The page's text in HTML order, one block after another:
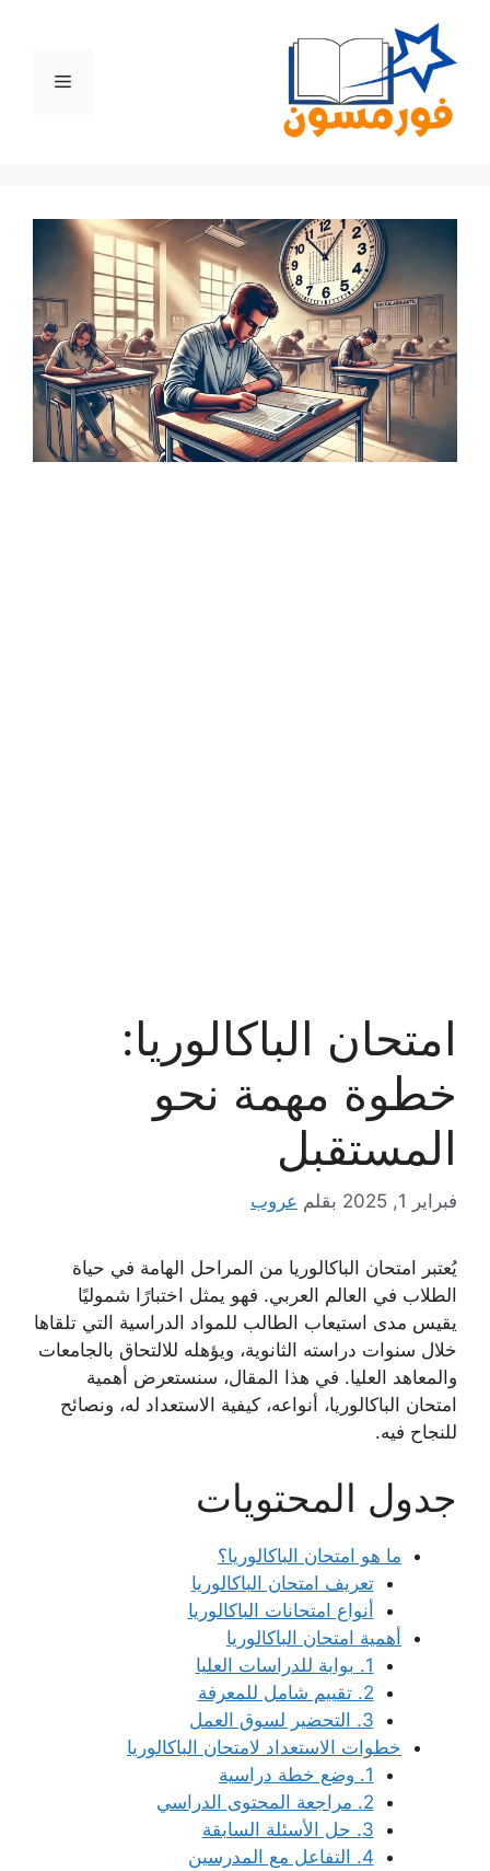
المحتوى
القائمة
امتحان الباكالوريا:
خطوة مهمة نحو
المستقبل
فبراير 1, 2025 بقلم عروب
يُعتبر امتحان الباكالوريا من المراحل الهامة في حياة
الطلاب في العالم العربي. فهو يمثل اختبارًا شموليًا
يقيس مدى استيعاب الطالب للمواد الدراسية التي تلقاها
خلال سنوات دراسته الثانوية، ويؤهله للالتحاق بالجامعات
والمعاهد العليا. في هذا المقال، سنستعرض أهمية
امتحان الباكالوريا، أنواعه، كيفية الاستعداد له، ونصائح
للنجاح فيه.
جدول المحتويات
ما هو امتحان الباكالوريا؟
تعريف امتحان الباكالوريا
أنواع امتحانات الباكالوريا
أهمية امتحان الباكالوريا
1. بوابة للدراسات العليا
2. تقييم شامل للمعرفة
3. التحضير لسوق العمل
خطوات الاستعداد لامتحان الباكالوريا
1. وضع خطة دراسية
2. مراجعة المحتوى الدراسي
3. حل الأسئلة السابقة
4. التفاعل مع المدرسين